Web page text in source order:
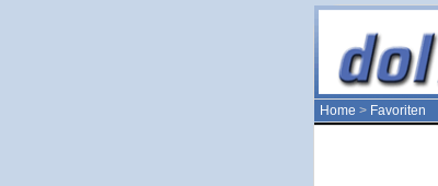
Home > Favoriten